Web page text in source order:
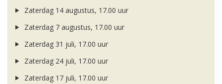
Zaterdag 14 augustus, 17.00 uur
Zaterdag 7 augustus, 17.00 uur
Zaterdag 31 juli, 17.00 uur
Zaterdag 24 juli, 17.00 uur
Zaterdag 17 juli, 17.00 uur